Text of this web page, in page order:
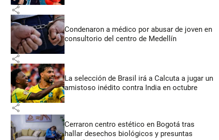
share
Condenaron a médico por abusar de joven en
consultorio del centro de Medellín
share
La selección de Brasil irá a Calcuta a jugar un
amistoso inédito contra India en octubre
share
Cerraron centro estético en Bogotá tras
hallar desechos biológicos y presuntas